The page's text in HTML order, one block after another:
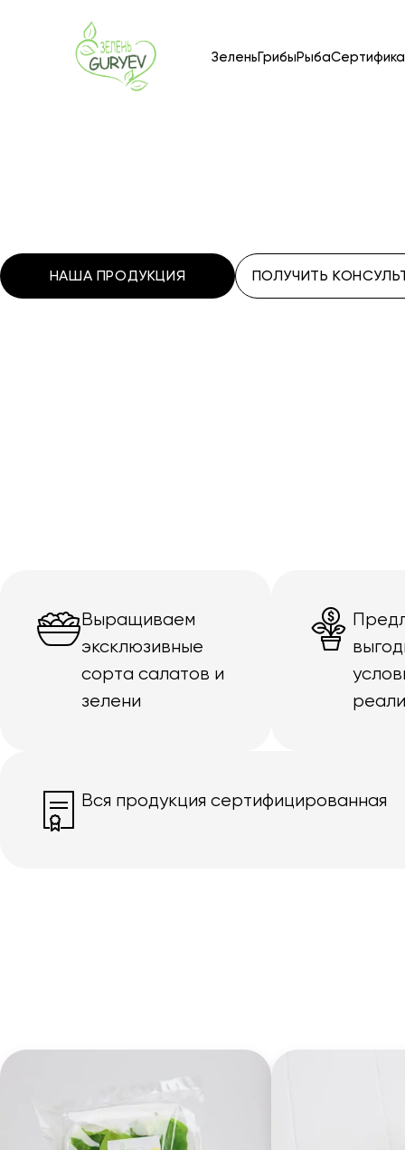
ЗеленьГрибыРыба
НАША ПРОДУКЦИЯ ПОЛУЧИТЬ
Выращиваем
эксклюзивные
сорта салатов и
зелени
Вся продукция сертифицированная